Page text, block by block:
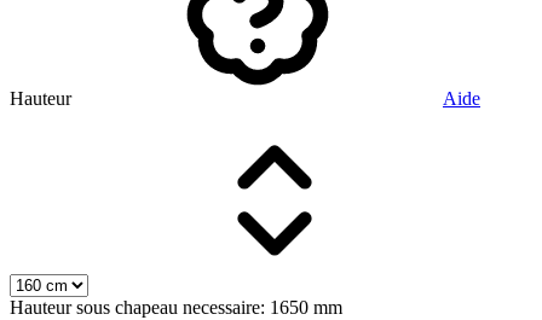
Hauteur Aide
Hauteur sous chapeau necessaire: 1650 mm